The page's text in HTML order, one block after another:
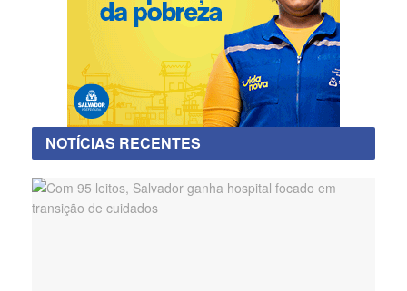
NOTÍCIAS RECENTES